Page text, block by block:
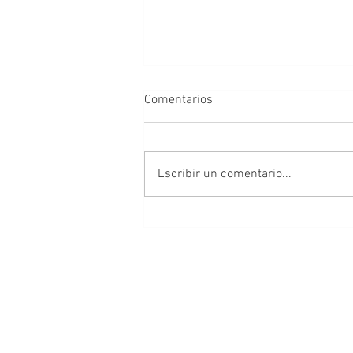
Al alcance de todos
Comentarios
Escribir un comentario...